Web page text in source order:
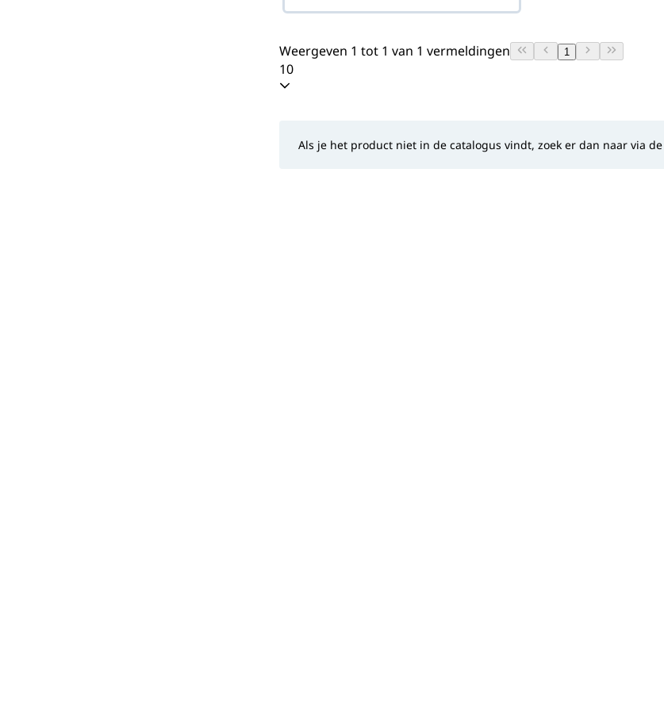
Weergeven 1 tot 1 van 1 vermeldingen 1
10
Als je het product niet in de catalogus vindt, zoek er dan naar via